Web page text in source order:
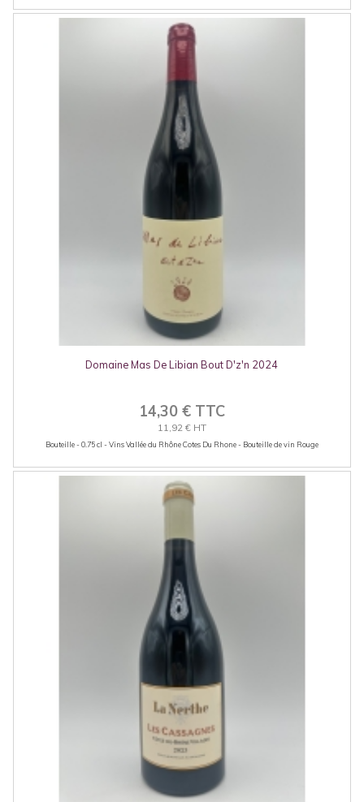
Domaine Mas De Libian Bout D'z'n 2024
14,30 € TTC
11,92 € HT
Bouteille - 0.75 cl - Vins Vallée du Rhône Cotes Du Rhone - Bouteille de vin Rouge